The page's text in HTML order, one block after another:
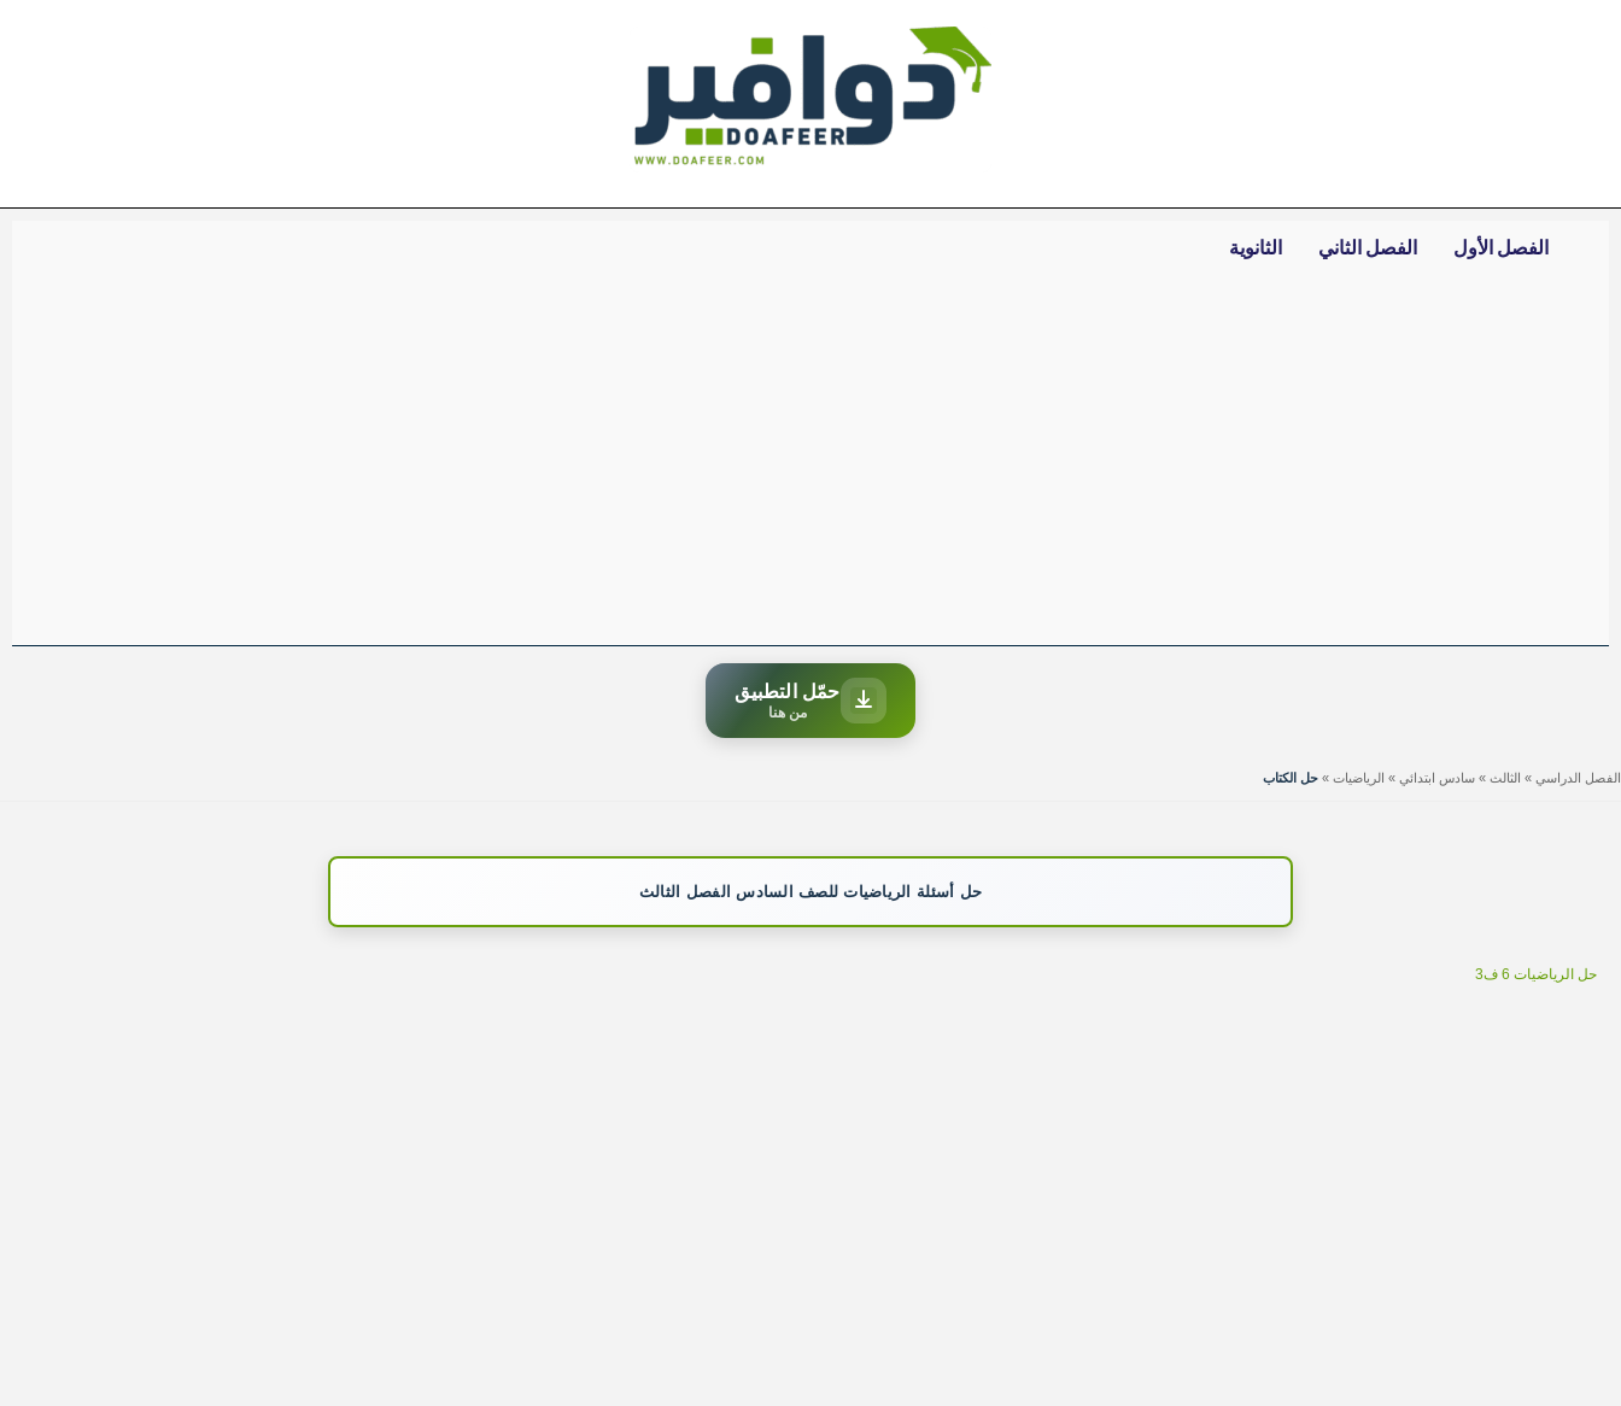
الفصل الأول الفصل الثاني الثانوية
حمّل التطبيق
من هنا
الفصل الدراسي » الثالث » سادس ابتدائي » الرياضيات » حل الكتاب
حل أسئلة الرياضيات للصف السادس الفصل الثالث
حل الرياضيات 6 ف3